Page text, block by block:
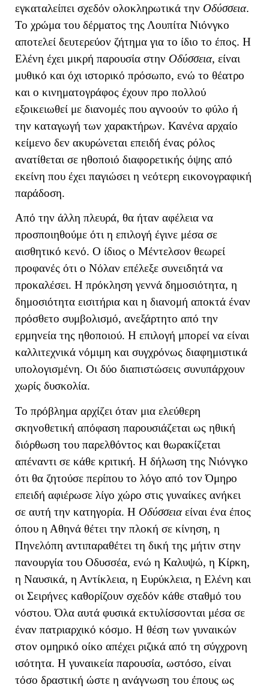
εγκαταλείπει σχεδόν ολοκληρωτικά την Οδύσσεια.
Το χρώμα του δέρματος της Λουπίτα Νιόνγκο
αποτελεί δευτερεύον ζήτημα για το ίδιο το έπος. Η
Ελένη έχει μικρή παρουσία στην Οδύσσεια, είναι
μυθικό και όχι ιστορικό πρόσωπο, ενώ το θέατρο
και ο κινηματογράφος έχουν προ πολλού
εξοικειωθεί με διανομές που αγνοούν το φύλο ή
την καταγωγή των χαρακτήρων. Κανένα αρχαίο
κείμενο δεν ακυρώνεται επειδή ένας ρόλος
ανατίθεται σε ηθοποιό διαφορετικής όψης από
εκείνη που έχει παγιώσει η νεότερη εικονογραφική
παράδοση.
Από την άλλη πλευρά, θα ήταν αφέλεια να
προσποιηθούμε ότι η επιλογή έγινε μέσα σε
αισθητικό κενό. Ο ίδιος ο Μέντελσον θεωρεί
προφανές ότι ο Νόλαν επέλεξε συνειδητά να
προκαλέσει. Η πρόκληση γεννά δημοσιότητα, η
δημοσιότητα εισιτήρια και η διανομή αποκτά έναν
πρόσθετο συμβολισμό, ανεξάρτητο από την
ερμηνεία της ηθοποιού. Η επιλογή μπορεί να είναι
καλλιτεχνικά νόμιμη και συγχρόνως διαφημιστικά
υπολογισμένη. Οι δύο διαπιστώσεις συνυπάρχουν
χωρίς δυσκολία.
Το πρόβλημα αρχίζει όταν μια ελεύθερη
σκηνοθετική απόφαση παρουσιάζεται ως ηθική
διόρθωση του παρελθόντος και θωρακίζεται
απέναντι σε κάθε κριτική. Η δήλωση της Νιόνγκο
ότι θα ζητούσε περίπου το λόγο από τον Όμηρο
επειδή αφιέρωσε λίγο χώρο στις γυναίκες ανήκει
σε αυτή την κατηγορία. Η Οδύσσειαείναι ένα έπος
όπου η Αθηνά θέτει την πλοκή σε κίνηση, η
Πηνελόπη αντιπαραθέτει τη δική της μήτιν στην
πανουργία του Οδυσσέα, ενώ η Καλυψώ, η Κίρκη,
η Ναυσικά, η Αντίκλεια, η Ευρύκλεια, η Ελένη και
οι Σειρήνες καθορίζουν σχεδόν κάθε σταθμό του
νόστου. Όλα αυτά φυσικά εκτυλίσσονται μέσα σε
έναν πατριαρχικό κόσμο. Η θέση των γυναικών
στον ομηρικό οίκο απέχει ριζικά από τη σύγχρονη
ισότητα. Η γυναικεία παρουσία, ωστόσο, είναι
τόσο δραστική ώστε η ανάγνωση του έπους ως